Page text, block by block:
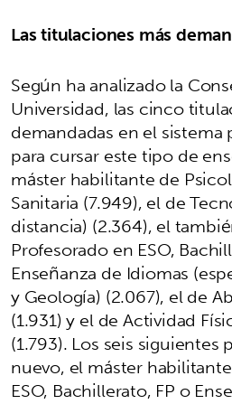
Las titulaciones más
Según ha analizado la
Universidad, las cinco
demandadas en el
para cursar este tipo de
máster habilitante de
Sanitaria (7.949), el de
distancia) (2.364), el
Profesorado en ESO,
Enseñanza de Idiomas
y Geología) (2.067), el de
(1.931) y el de Actividad
(1.793). Los seis
nuevo, el máster
ESO, Bachillerato, FP o